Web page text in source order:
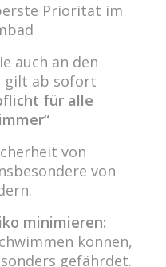
-10
uns drum!
Priorität im
auch an den
gilt ab sofort
für alle
von
von
minimieren:
können,
gefährdet.